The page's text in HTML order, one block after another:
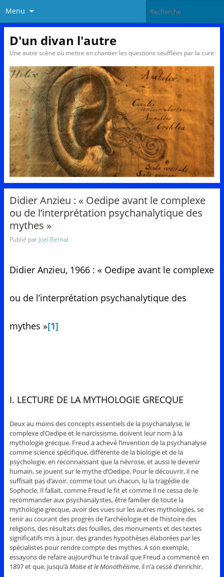
Menu
D'un divan l'autre
Une autre scène où mettre en chantier les questions soufflées par la cure
Didier Anzieu : « Oedipe avant le complexe
ou de l’interprétation psychanalytique des
mythes »
Publié par Joel Bernat
Didier Anzieu, 1966 : « Oedipe avant le complexe
ou de l’interprétation psychanalytique des
mythes »[1]
I. LECTURE DE LA MYTHOLOGIE GRECQUE
Deux au moins des concepts essentiels de la psychanalyse, le
complexe d’Oedipe et le narcissisme, doivent leur nom à la
mythologie grecque. Freud a achevé l’invention de la psychanalyse
comme science spécifique, différente de la biologie et de la
psychologie, en reconnaissant que la névrose, et aussi le devenir
humain, se jouent sur le mythe d’Oedipe. Pour le découvrir, il ne
suffisait pas d’avoir, comme tout un chacun, lu la tragédie de
Sophocle. Il fallait, comme Freud le fit et comme il ne cessa de le
recommander aux psychanalystes, être familier de toute la
mythologie grecque, avoir des vues sur les autres mythologies, se
tenir au courant des progrès de l’archéologie et de l’histoire des
religions, des résultats des fouilles, des monuments et des textes
significatifs mis à jour, des grandes hypothèses élaborées par les
spécialistes pour rendre compte des mythes. A son exemple,
essayons de refaire aujourd’hui le travail que Freud a commencé en
1897 et que, jusqu’àMoïse et le Monothéisme, il n’a cessé d’enrichir.